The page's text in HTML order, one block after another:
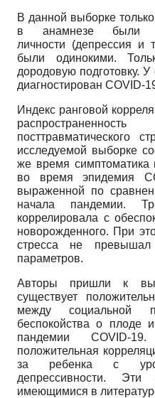
В данной выборке
в анамнезе были
личности (депрессия и
были одинокими.
дородовую подготовку.
диагностирован COVID-
Индекс ранговой
посттравматического
исследуемой выборке
же время симптоматика
во время эпидемия
выраженной по
начала пандемии.
коррелировала с
новорожденного. При
стресса не превышал
параметров.
Авторы пришли к
существует
между социальной
беспокойства о плоде
пандемии COVID-
положительная
за ребенка с
депрессивности.
имеющимися в